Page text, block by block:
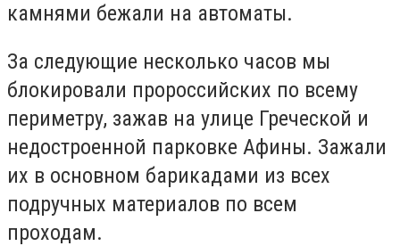
камнями бежали на автоматы.
За следующие несколько часов мы
блокировали пророссийских по всему
периметру, зажав на улице Греческой и
недостроенной парковке Афины. Зажали
их в основном барикадами из всех
подручных материалов по всем
проходам.